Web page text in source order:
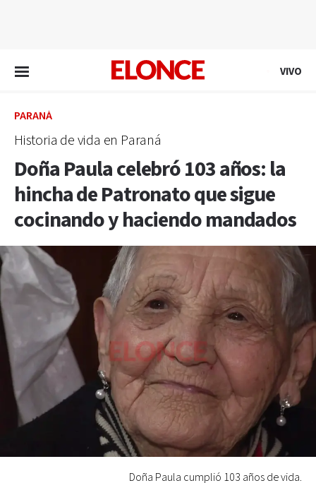
VIVO
PARANÁ
Historia de vida en Paraná
Doña Paula celebró 103 años: la
hincha de Patronato que sigue
cocinando y haciendo mandados
Doña Paula cumplió 103 años de vida.